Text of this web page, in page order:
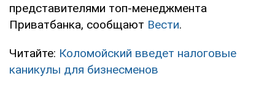
представителями топ-менеджмента
Приватбанка, сообщают Вести.
Читайте: Коломойский введет налоговые
каникулы для бизнесменов